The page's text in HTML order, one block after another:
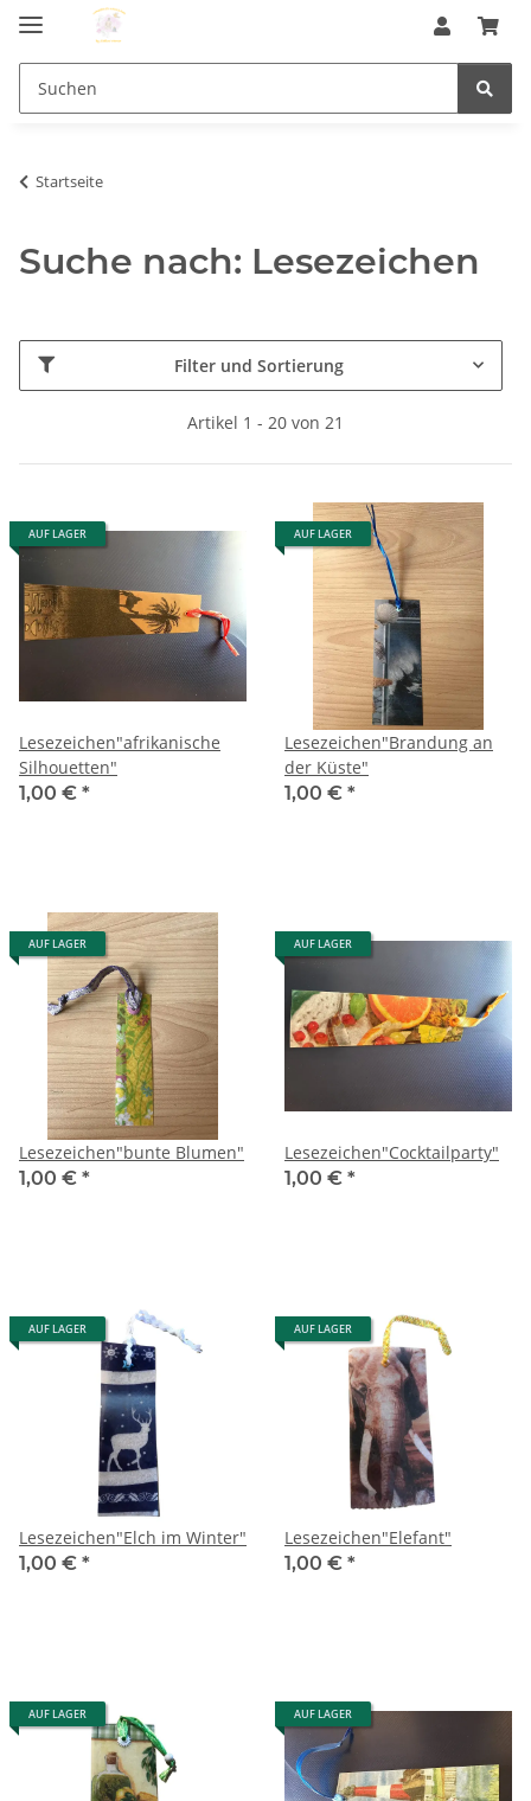
Startseite
Suche nach: Lesezeichen
Filter und Sortierung
Artikel 1 - 20 von 21
AUF LAGER
Lesezeichen"afrikanische
Silhouetten"
1,00 € *
AUF LAGER
Lesezeichen"Brandung an
der Küste"
1,00 € *
AUF LAGER
Lesezeichen"bunte Blumen"
1,00 € *
AUF LAGER
Lesezeichen"Cocktailparty"
1,00 € *
AUF LAGER
Lesezeichen"Elch im Winter"
1,00 € *
AUF LAGER
Lesezeichen"Elefant"
1,00 € *
AUF LAGER AUF LAGER